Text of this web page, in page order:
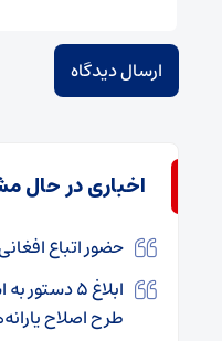
اخباری در حال
حضور اتباع
ابلاغ ۵
طرح اصلاح